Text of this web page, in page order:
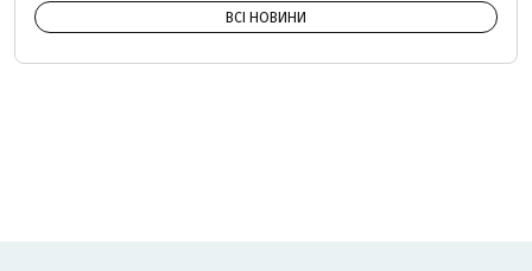
ВСІ НОВИНИ